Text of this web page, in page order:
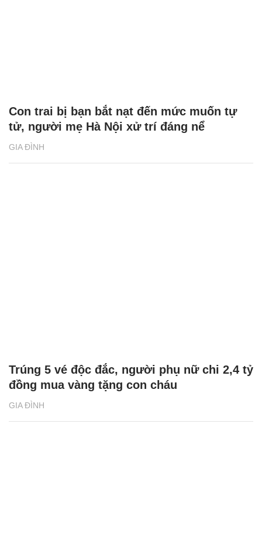
GIA ĐÌNH
Con trai bị bạn bắt nạt đến mức muốn tự
tử, người mẹ Hà Nội xử trí đáng nể
GIA ĐÌNH
Trúng 5 vé độc đắc, người phụ nữ chi 2,4 tỷ
đồng mua vàng tặng con cháu